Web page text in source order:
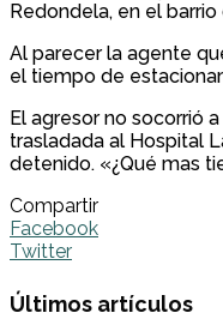
Redondela, en el
Al parecer la agente
el tiempo de
El agresor no socorrió
trasladada al Hospital
detenido. «¿Qué mas
Compartir
Facebook
Twitter
Últimos artículos